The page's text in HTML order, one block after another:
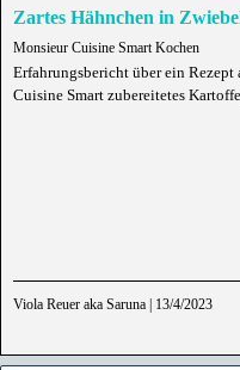
Zartes Hähnchen in
Monsieur Cuisine Smart Kochen
Erfahrungsbericht über ein
Cuisine Smart zubereitetes
Viola Reuer aka Saruna
13/4/2023